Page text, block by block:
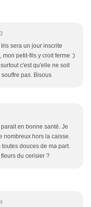
sera un jour inscrite
petit-fils y croit ferme :)
c'est qu'elle ne soit
pas. Bisous
en bonne santé. Je
nombreux hors la caisse.
douces de ma part.
du cerisier ?